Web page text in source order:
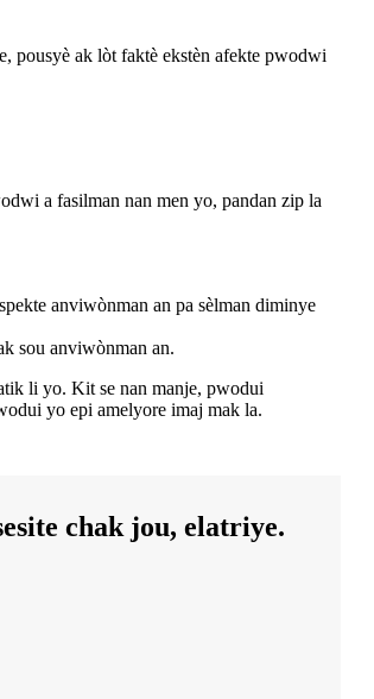
pousyè ak lòt faktè ekstèn afekte pwodwi
a fasilman nan men yo, pandan zip la
anviwònman an pa sèlman diminye
sou anviwònman an.
li yo. Kit se nan manje, pwodui
yo epi amelyore imaj mak la.
chak jou, elatriye.